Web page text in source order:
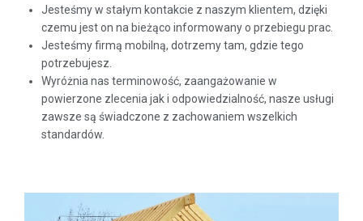
Jesteśmy w stałym kontakcie z naszym klientem, dzięki
czemu jest on na bieżąco informowany o przebiegu prac.
Jesteśmy firmą mobilną, dotrzemy tam, gdzie tego
potrzebujesz.
Wyróżnia nas terminowość, zaangażowanie w
powierzone zlecenia jak i odpowiedzialność, nasze usługi
zawsze są świadczone z zachowaniem wszelkich
standardów.